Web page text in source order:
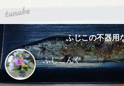
tuna.be
ふじこの不器用
ふじこんぐ